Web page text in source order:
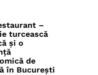
–
turcească
și o
de
în București